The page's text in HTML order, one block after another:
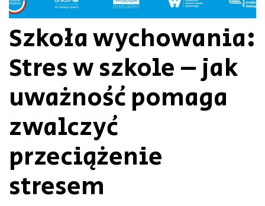
Szkoła wychowania:
Stres w szkole – jak
uważność pomaga
zwalczyć
przeciążenie
stresem